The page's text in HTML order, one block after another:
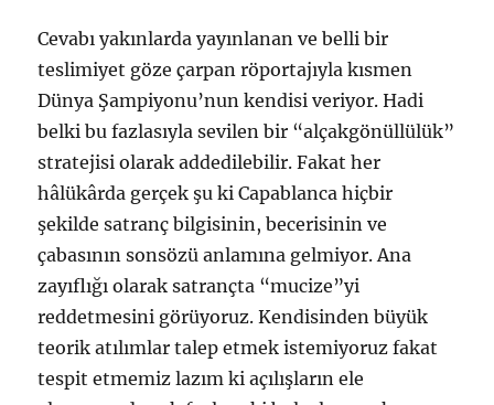
Cevabı yakınlarda yayınlanan ve belli bir
teslimiyet göze çarpan röportajıyla kısmen
Dünya Şampiyonu’nun kendisi veriyor. Hadi
belki bu fazlasıyla sevilen bir “alçakgönüllülük”
stratejisi olarak addedilebilir. Fakat her
hâlükârda gerçek şu ki Capablanca hiçbir
şekilde satranç bilgisinin, becerisinin ve
çabasının sonsözü anlamına gelmiyor. Ana
zayıflığı olarak satrançta “mucize”yi
reddetmesini görüyoruz. Kendisinden büyük
teorik atılımlar talep etmek istemiyoruz fakat
tespit etmemiz lazım ki açılışların ele